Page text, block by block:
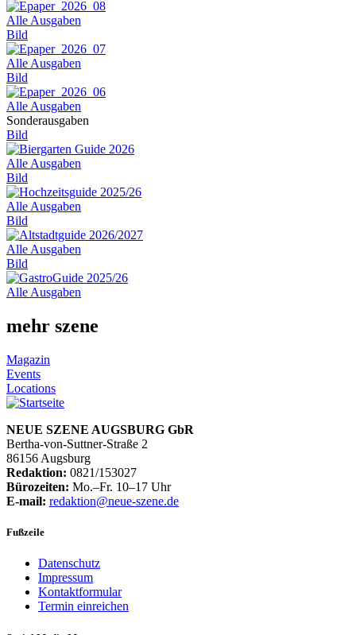
Alle Ausgaben
Bild
Alle Ausgaben
Bild
Alle Ausgaben
Sonderausgaben
Bild
Alle Ausgaben
Bild
Alle Ausgaben
Bild
Alle Ausgaben
Bild
Alle Ausgaben
mehr szene
Magazin
Events
Locations
NEUE SZENE AUGSBURG GbR
Bertha-von-Suttner-Straße 2
86156 Augsburg
Redaktion: 0821/153027
Bürozeiten: Mo.–Fr. 10–17 Uhr
E-mail: redaktion@neue-szene.de
Fußzeile
Datenschutz
Impressum
Kontaktformular
Termin einreichen